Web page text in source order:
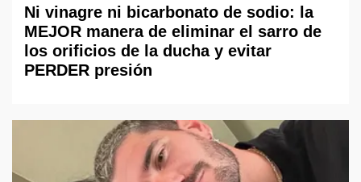
Ni vinagre ni bicarbonato de sodio: la
MEJOR manera de eliminar el sarro de
los orificios de la ducha y evitar
PERDER presión